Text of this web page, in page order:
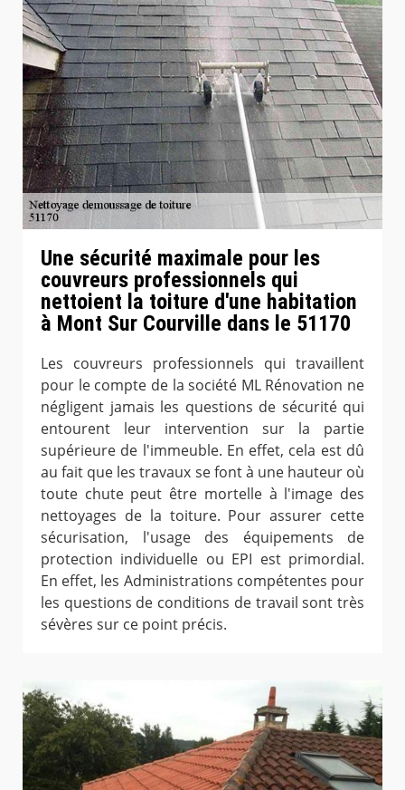
Une sécurité maximale pour les
couvreurs professionnels qui
nettoient la toiture d'une habitation
à Mont Sur Courville dans le 51170
Les couvreurs professionnels qui travaillent
pour le compte de la société ML Rénovation ne
négligent jamais les questions de sécurité qui
entourent leur intervention sur la partie
supérieure de l'immeuble. En effet, cela est dû
au fait que les travaux se font à une hauteur où
toute chute peut être mortelle à l'image des
nettoyages de la toiture. Pour assurer cette
sécurisation, l'usage des équipements de
protection individuelle ou EPI est primordial.
En effet, les Administrations compétentes pour
les questions de conditions de travail sont très
sévères sur ce point précis.